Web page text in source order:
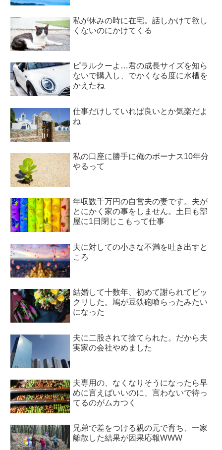
私が休みの時に在宅。話しかけて欲し
くないのにかけてくる
ピラルクーよ…君の成長サイズを知ら
ないで購入し、でかくなる度に水槽を
かえたね
仕事だけしていれば良いとか気楽だよ
ね
私の口座に勝手に俺のボーナス10年分
やるって
年収数千万円の自営夫の妻です。夫が
とにかく家の事をしません。土日も部
屋に1日閉じこもって仕事
夫に対しての小さな不満を吐き出すと
ころ
結婚して十数年、初めて謝られてビッ
クリした。鳩が豆鉄砲喰らったみたい
になった
夫に二股されて捨てられた。だから夫
実家の会社やめました
夫専用の、なくなりそうになったら早
めに言えばいいのに、言わないで待っ
てるのがムカつく
兄弟で差をつける親の元で育ち、一家
離散した結果が因果応報WWW